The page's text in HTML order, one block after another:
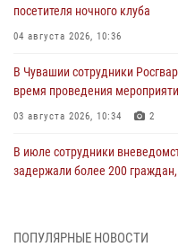
посетителя ночного клуба
04 августа 2026, 10:36
В Чувашии сотрудники
время проведения
03 августа 2026, 10:34 2
В июле сотрудники
задержали более 200
ПОПУЛЯРНЫЕ НОВОСТИ